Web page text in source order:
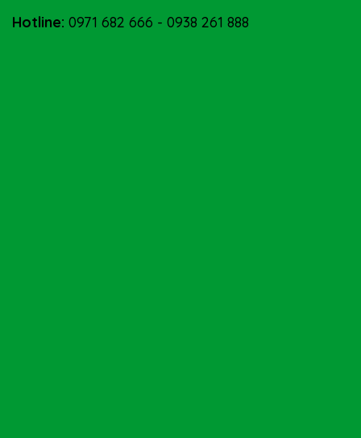
Hotline: 0971 682 666 - 0938 261 888